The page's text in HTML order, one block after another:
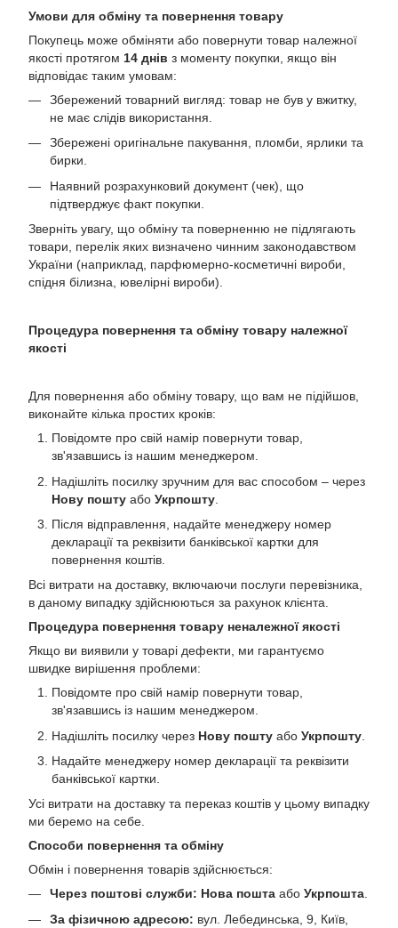
Умови для обміну та повернення товару
Покупець може обміняти або повернути товар належної
якості протягом 14 днів з моменту покупки, якщо він
відповідає таким умовам:
Збережений товарний вигляд: товар не був у вжитку,
не має слідів використання.
Збережені оригінальне пакування, пломби, ярлики та
бирки.
Наявний розрахунковий документ (чек), що
підтверджує факт покупки.
Зверніть увагу, що обміну та поверненню не підлягають
товари, перелік яких визначено чинним законодавством
України (наприклад, парфюмерно-косметичні вироби,
спідня білизна, ювелірні вироби).
Процедура повернення та обміну товару належної
якості
Для повернення або обміну товару, що вам не підійшов,
виконайте кілька простих кроків:
Повідомте про свій намір повернути товар,
зв'язавшись із нашим менеджером.
Надішліть посилку зручним для вас способом – через
Нову пошту або Укрпошту
Після відправлення, надайте менеджеру номер
декларації та реквізити банківської картки для
повернення коштів.
Всі витрати на доставку, включаючи послуги перевізника,
в даному випадку здійснюються за рахунок клієнта.
Процедура повернення товару неналежної якості
Якщо ви виявили у товарі дефекти, ми гарантуємо
швидке вирішення проблеми:
Повідомте про свій намір повернути товар,
зв'язавшись із нашим менеджером.
Надішліть посилку через Нову пошту або Укрпошту
Надайте менеджеру номер декларації та реквізити
банківської картки.
Усі витрати на доставку та переказ коштів у цьому випадку
ми беремо на себе.
Способи повернення та обміну
Обмін і повернення товарів здійснюється:
Через поштові служби: Нова пошта або Укрпошта.
За фізичною адресою: вул. Лебединська, 9, Київ,